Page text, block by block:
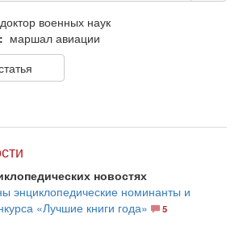
доктор военных наук
маршал авиации
новостях
энциклопедические номинанты и
«Лучшие книги года»
5